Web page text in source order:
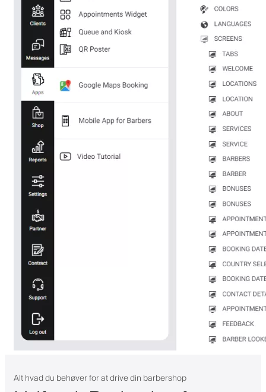
Alt hvad du behøver for at drive din barbershop